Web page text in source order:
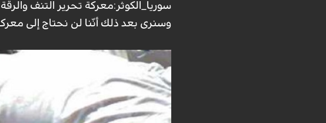
سوريا_الكوثر:معركة تحرير التنف
وسنرى بعد ذلك أنّنا لن نحتاج إلى معركة